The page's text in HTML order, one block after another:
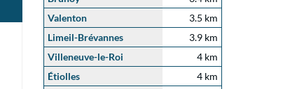
Valenton
3.5 km
Limeil-Brévannes
3.9 km
Villeneuve-le-Roi
4 km
Étiolles
4 km